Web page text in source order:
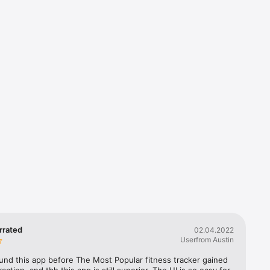
02.04.2022
Userfrom Austin
this app before The Most Popular fitness tracker gained